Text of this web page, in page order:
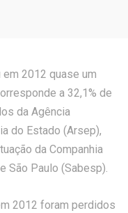
2012 quase um
a 32,1% de
da Agência
do Estado (Arsep),
da Companhia
São Paulo (Sabesp).
2012 foram perdidos